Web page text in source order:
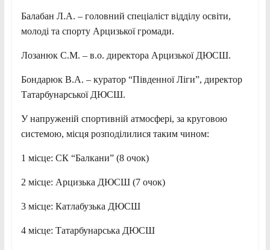
Балабан Л.А. – головний спеціаліст відділу освіти,
молоді та спорту Арцизької громади.
Лозанюк С.М. – в.о. директора Арцизької ДЮСШ.
Бондарюк В.А. – куратор “Південної Ліги”, директор
Татарбунарської ДЮСШ.
У напруженій спортивній атмосфері, за круговою
системою, місця розподілилися таким чином:
1 місце: СК “Балкани” (8 очок)
2 місце: Арцизька ДЮСШ (7 очок)
3 місце: Катлабузька ДЮСШ
4 місце: Татарбунарська ДЮСШ